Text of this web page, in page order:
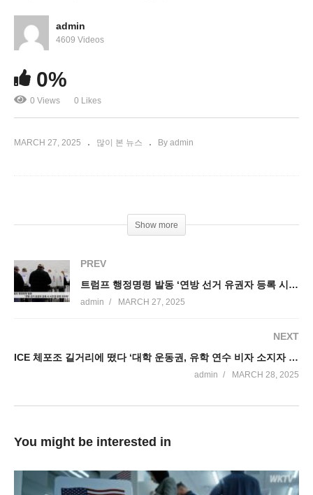
트럼프 워싱턴 디씨 통제 인수 작업 돌입 ‘범죄, 불법
체류자 단속부터 전개’
admin
4609 Videos
0%
0 Views 0 Likes
MARCH 27, 2025 많이 본 뉴스 By admin
Show more
PREV
트럼프 행정명령 발동 ‘연방 선거 유권자 등록 시 시민권 증명 의무화’
admin MARCH 27, 2025
NEXT
ICE 체포조 길거리에 떴다 ‘대학 운동권, 유학 연수 비자 소지자 주 타겟’
admin MARCH 28, 2025
You might be interested in